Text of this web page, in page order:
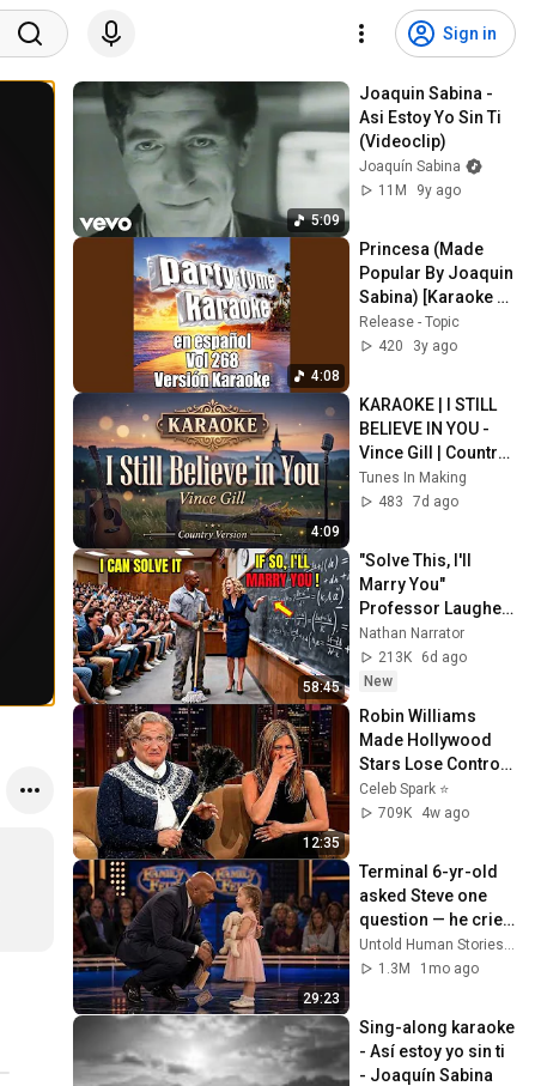
Sign in
5:09
Joaquin Sabina -
Asi Estoy Yo Sin Ti
(Videoclip)
Joaquín Sabina
11M
9y ago
4:08
Princesa (Made
Popular By Joaquin
Sabina) [Karaoke
Version]
Release - Topic
420
3y ago
4:09
KARAOKE | I STILL
BELIEVE IN YOU -
Vince Gill | Country
Version
Tunes In Making
483
7d ago
58:45
"Solve This, I'll
Marry You"
Professor Laughed
— Black Janitor Did
and Now She Can't
Take It Back
Nathan Narrator
213K
6d ago
New
12:35
Robin Williams
Made Hollywood
Stars Lose Control
and Go Off-Script
Celeb Spark ⭐
709K
4w ago
29:23
Terminal 6-yr-old
asked Steve one
question — he cried
for 10 minutes
Untold Human Stories and 6 more
1.3M
1mo ago
Sing-along karaoke
- Así estoy yo sin ti
- Joaquín Sabina